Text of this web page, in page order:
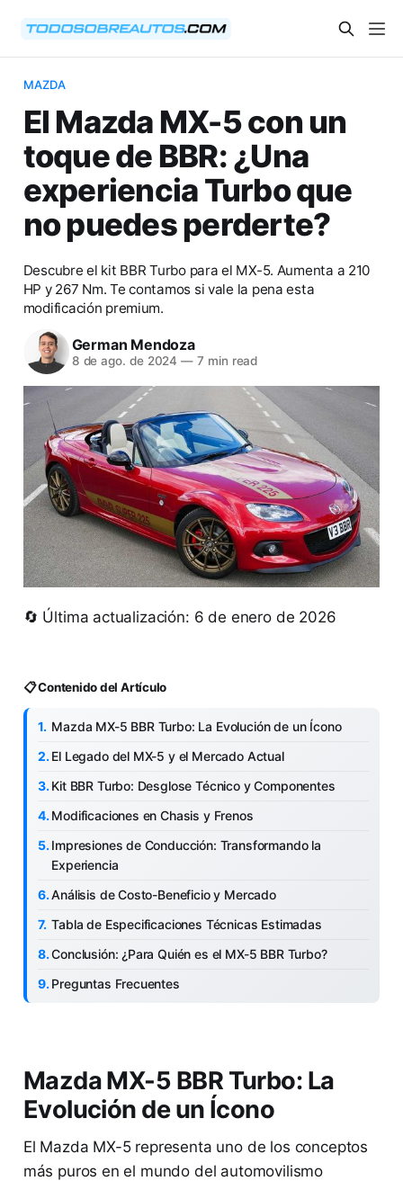
MAZDA
El Mazda MX-5 con un
toque de BBR: ¿Una
experiencia Turbo que
no puedes perderte?
Descubre el kit BBR Turbo para el MX-5. Aumenta a 210
HP y 267 Nm. Te contamos si vale la pena esta
modificación premium.
German Mendoza
8 de ago. de 2024 — 7 min read
🔄 Última actualización: 6 de enero de 2026
📋 Contenido del Artículo
Mazda MX-5 BBR Turbo: La Evolución de un Ícono
El Legado del MX-5 y el Mercado Actual
Kit BBR Turbo: Desglose Técnico y Componentes
Modificaciones en Chasis y Frenos
Impresiones de Conducción: Transformando la
Experiencia
Análisis de Costo-Beneficio y Mercado
Tabla de Especificaciones Técnicas Estimadas
Conclusión: ¿Para Quién es el MX-5 BBR Turbo?
Preguntas Frecuentes
Mazda MX-5 BBR Turbo: La
Evolución de un Ícono
El Mazda MX-5 representa uno de los conceptos
más puros en el mundo del automovilismo